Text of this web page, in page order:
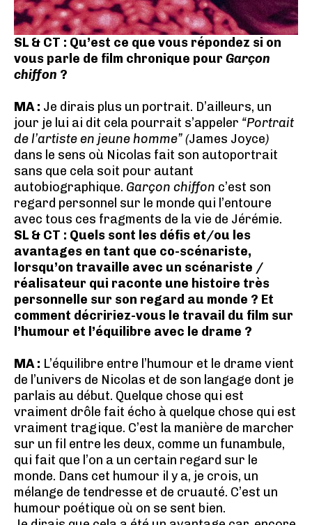
SL & CT : Qu’est ce que vous répondez si on
vous parle de film chronique pourGarçon
chiffon ?
MA : Je dirais plus un portrait. D’ailleurs, un
jour je lui ai dit cela pourrait s’appeler “Portrait
de l’artiste en jeune homme” (James Joyce)
dans le sens où Nicolas fait son autoportrait
sans que cela soit pour autant
autobiographique. Garçon chiffon c’est son
regard personnel sur le monde qui l’entoure
avec tous ces fragments de la vie de Jérémie.
SL & CT : Quels sont les défis et/ou les
avantages en tant que co-scénariste,
lorsqu’on travaille avec un scénariste /
réalisateur qui raconte une histoire très
personnelle sur son regard au monde ? Et
comment décririez-vous le travail du film sur
l’humour et l’équilibre avec le drame ?
MA : L’équilibre entre l’humour et le drame vient
de l’univers de Nicolas et de son langage dont je
parlais au début. Quelque chose qui est
vraiment drôle fait écho à quelque chose qui est
vraiment tragique. C’est la manière de marcher
sur un fil entre les deux, comme un funambule,
qui fait que l’on a un certain regard sur le
monde. Dans cet humour il y a, je crois, un
mélange de tendresse et de cruauté. C’est un
humour poétique où on se sent bien.